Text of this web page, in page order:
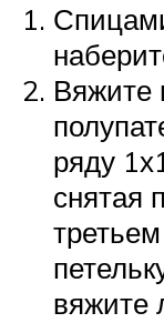
Вяжите
ряду
снятая
вяжите